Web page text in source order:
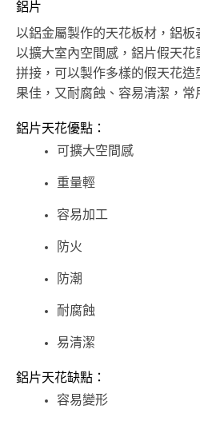
鋁片
以鋁金屬製作的天花板材，鋁板
以擴大室內空間感，鋁片假天
拼接，可以製作多樣的假天花
果佳，又耐腐蝕、容易清潔，常
鋁片天花優點：
可擴大空間感
重量輕
容易加工
防火
防潮
耐腐蝕
易清潔
鋁片天花缺點：
容易變形